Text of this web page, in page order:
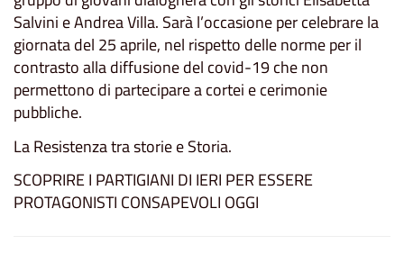
Salvini e Andrea Villa. Sarà l’occasione per celebrare la
giornata del 25 aprile, nel rispetto delle norme per il
contrasto alla diffusione del covid-19 che non
permettono di partecipare a cortei e cerimonie
pubbliche.
La Resistenza tra storie e Storia.
SCOPRIRE I PARTIGIANI DI IERI PER ESSERE
PROTAGONISTI CONSAPEVOLI OGGI